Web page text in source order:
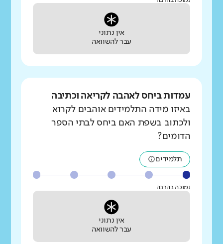
אין נתוני
עבר להשוואה
עמדות ביחס לאהבה לקריאה וכתיבה
באיזו מידה התלמידים אוהבים לקרוא
ולכתוב בשפת האם ביחס לבתי הספר
הדומים?
תלמידים
נמוכה בהרבה
אין נתוני
עבר להשוואה